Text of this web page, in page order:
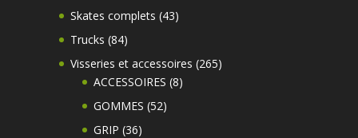
produits
Skates complets 4343
Trucks 8484
produits
Visseries et accessoires 265265
ACCESSOIRES 88
GOMMES 5252
GRIP 3636